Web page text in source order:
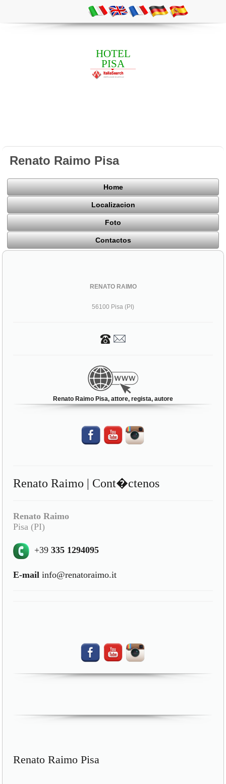
HOTEL
PISA
Renato Raimo Pisa
Home
Localizacion
Foto
Contactos
RENATO RAIMO
56100 Pisa (PI)
Renato Raimo Pisa, attore, regista, autore
Renato Raimo | Cont�ctenos
Renato Raimo
Pisa (PI)
+39335 1294095
E-mail info@renatoraimo.it
Renato Raimo Pisa